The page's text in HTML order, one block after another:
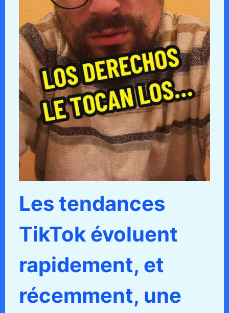
Les tendances
TikTok évoluent
rapidement, et
récemment, une